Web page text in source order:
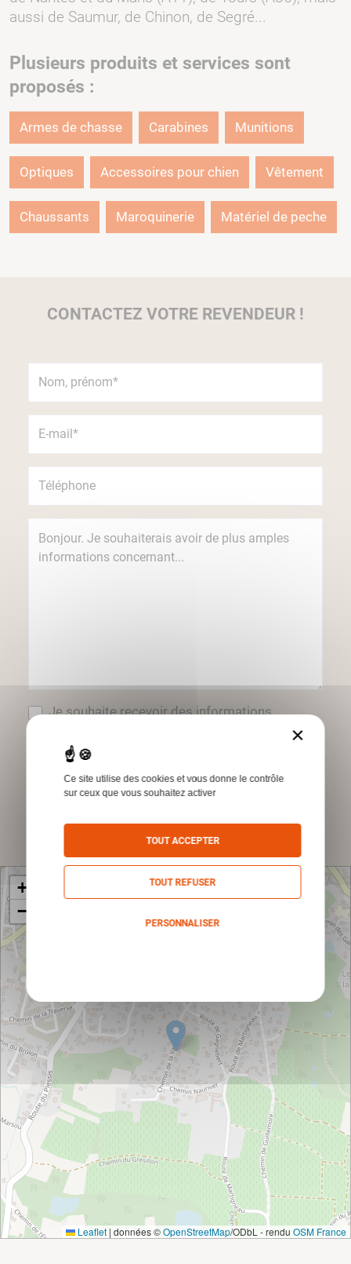
aussi de Saumur, de Chinon, de Segré...
Plusieurs produits et services sont
proposés :
Armes de chasse Carabines Munitions
Optiques Accessoires pour chien Vêtement
Chaussants Maroquinerie Matériel de peche
CONTACTEZ VOTRE REVENDEUR !
Je souhaite recevoir des informations
concernant les produits et services Humbert
par e-mail.
*Champs obligatoires
Envoyer
+
−
Leaflet | données ©OpenStreetMap/ODbL - rendu OSM France
×
Ce site utilise des cookies et vous donne le contrôle
sur ceux que vous souhaitez activer
TOUT ACCEPTER
TOUT REFUSER
PERSONNALISER